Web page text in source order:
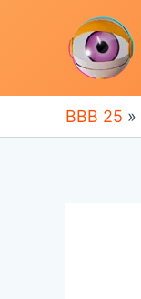
conteúdo
BBB 25 »